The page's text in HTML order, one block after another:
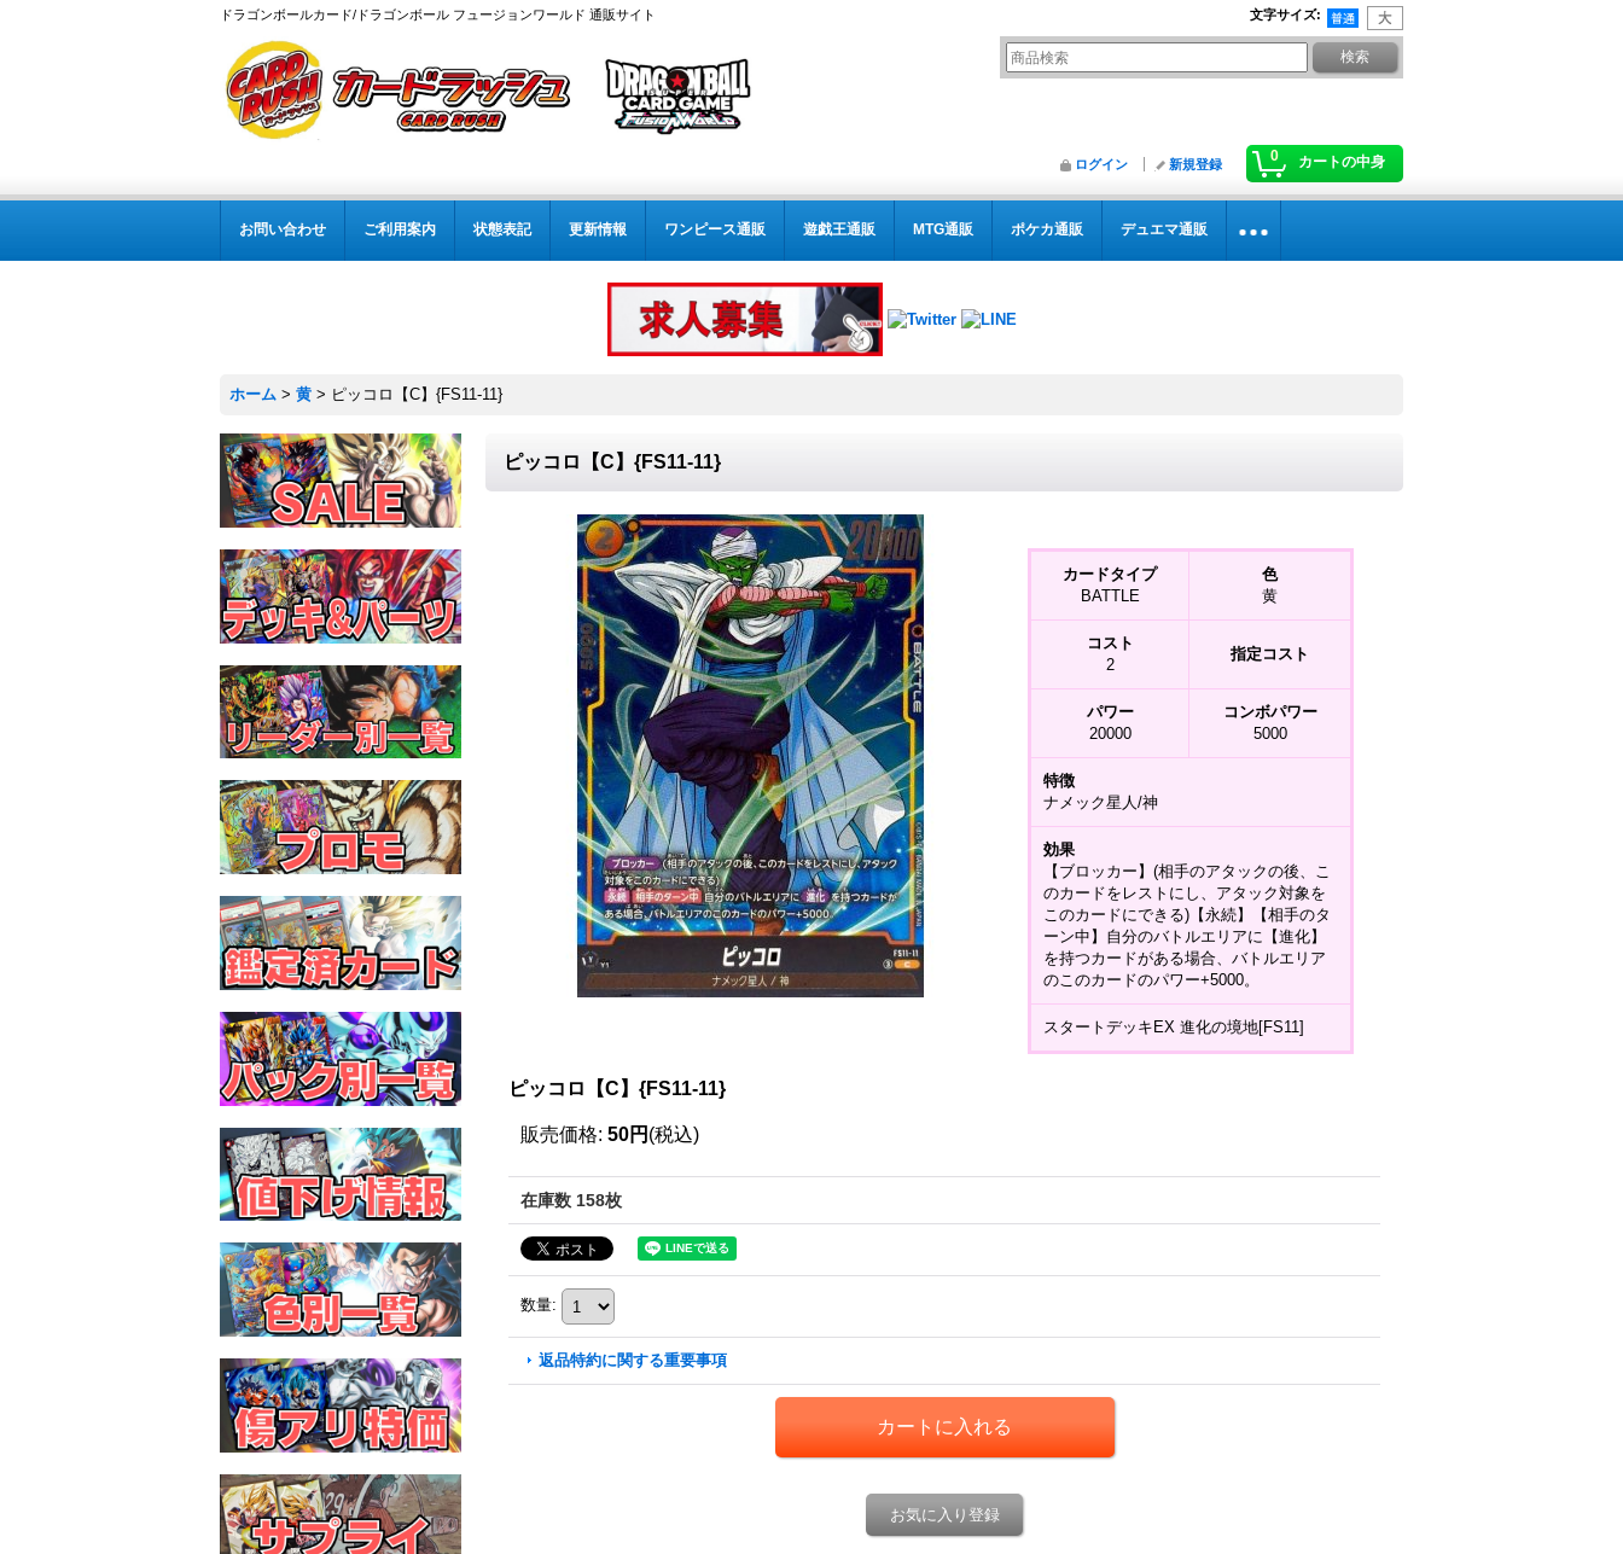
ドラゴンボールカード/ドラゴンボール フュージョンワールド 通販サイト 文字サイズ:
0 カートの中身
ログイン 新規登録
お問い合わせ ご利用案内 状態表記 更新情報 ワンピース通販 遊戯王通販 MTG通販 ポケカ通販 デュエマ通販
ホーム > 黄 > ピッコロ【C】{FS11-11}
ピッコロ【C】{FS11-11}
カードタイプ
BATTLE
色
黄
コスト
2
指定コスト
パワー
20000
コンボパワー
5000
特徴
ナメック星人/神
効果
【ブロッカー】(相手のアタックの後、こ
のカードをレストにし、アタック対象を
このカードにできる)【永続】【相手のタ
ーン中】自分のバトルエリアに【進化】
を持つカードがある場合、バトルエリア
のこのカードのパワー+5000。
スタートデッキEX 進化の境地[FS11]
ピッコロ【C】{FS11-11}
販売価格: 50円 (税込)
在庫数 158枚
数量:
返品特約に関する重要事項
お気に入り登録